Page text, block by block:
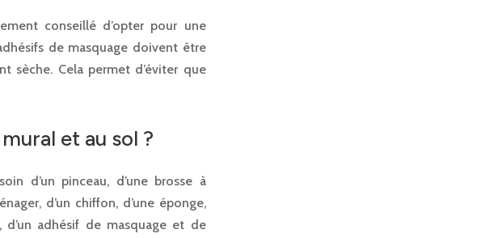
conseillé d’opter pour une
de masquage doivent être
sèche. Cela permet d’éviter que
et au sol ?
d’un pinceau, d’une brosse à
d’un chiffon, d’une éponge,
d’un adhésif de masquage et de